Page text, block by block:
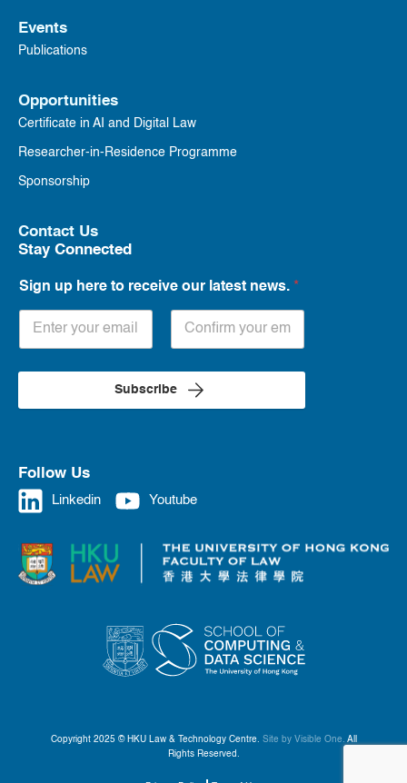
Events
Publications
Opportunities
Certificate in AI and Digital Law
Researcher-in-Residence Programme
Sponsorship
Contact Us
Stay Connected
Sign up here to receive our latest news. *
Subscribe
Follow Us
Linkedin Youtube
Copyright 2025 © HKU Law & Technology Centre. Site by Visible One. All
Rights Reserved.